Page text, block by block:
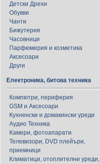
Детски Дрехи
Обувки
Чанти
Бижутерия
Часовници
Парфюмерия и козметика
Аксесоари
Други
Електроника, битова техника
Компютри, периферия
GSM и Аксесоари
Кухненски и домакински уреди
Аудио Техника
Камери, фотоапарати
Телевизори, DVD плейъри,
приемници
Климатици, отоплителни уреди,